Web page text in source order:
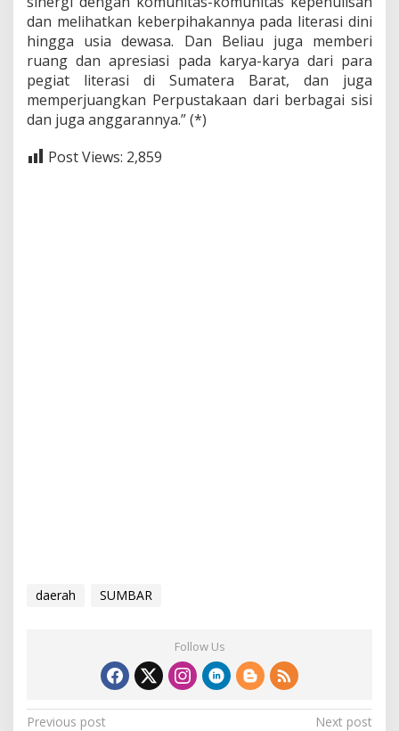
dan melihatkan keberpihakannya pada literasi dini
hingga usia dewasa. Dan Beliau juga memberi
ruang dan apresiasi pada karya-karya dari para
pegiat literasi di Sumatera Barat, dan juga
memperjuangkan Perpustakaan dari berbagai sisi
dan juga anggarannya.” (*)
Post Views: 2,859
daerah SUMBAR
Follow Us
Previous post
Next post